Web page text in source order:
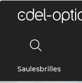
Saulesbrilles